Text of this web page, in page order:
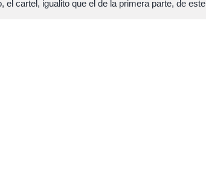
el cartel, igualito que el de la primera parte, de este